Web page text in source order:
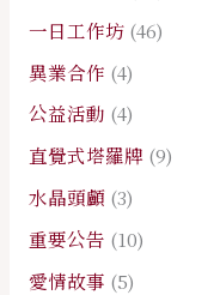
一日工作坊(46)
異業合作 (4)
公益活動 (4)
直覺式塔羅牌 (9)
水晶頭顱(3)
重要公告 (10)
愛情故事 (5)